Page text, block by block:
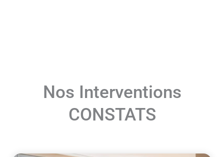
Nos Interventions
CONSTATS